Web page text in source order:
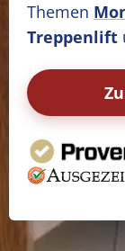
Themen
Treppenlift